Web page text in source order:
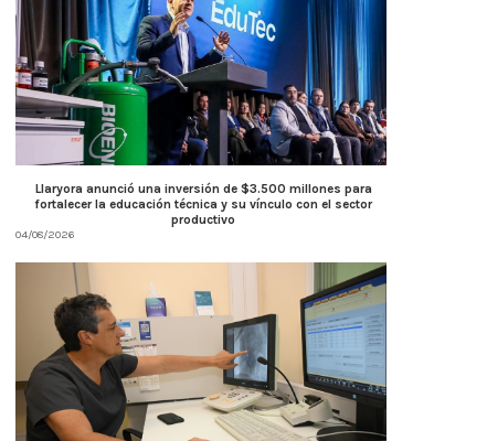
Llaryora anunció una inversión de $3.500 millones para
fortalecer la educación técnica y su vínculo con el sector
productivo
04/08/2026